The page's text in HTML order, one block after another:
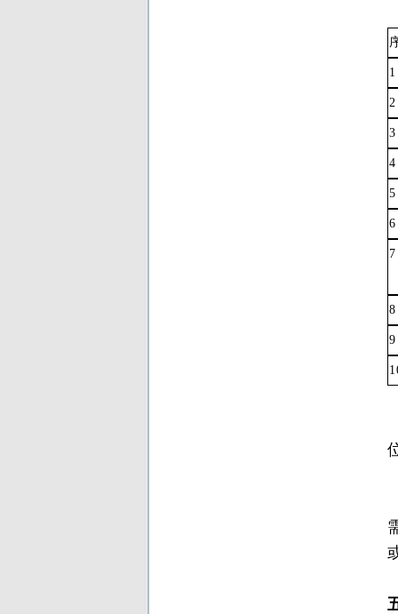
1
2
3
4
5
6
7
8
9